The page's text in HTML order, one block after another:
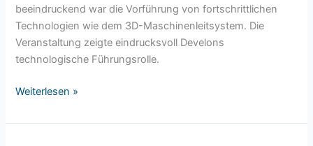
beeindruckend war die Vorführung von fortschrittlichen
Technologien wie dem 3D-Maschinenleitsystem. Die
Veranstaltung zeigte eindrucksvoll Develons
technologische Führungsrolle.
Ummenhofer
Weiterlesen »